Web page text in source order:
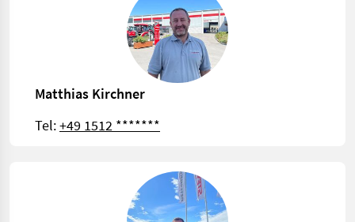
Matthias Kirchner
Tel:+49 1512 *******